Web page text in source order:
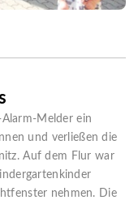
Melder ein
und verließen die
Auf dem Flur war
nehmen. Die